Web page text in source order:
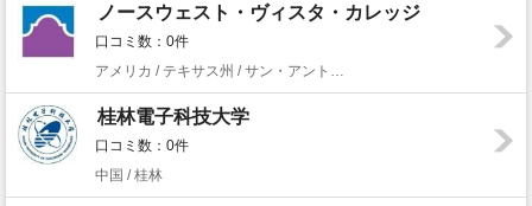
ノースウェスト・ヴィスタ・カレッジ
口コミ数：0件
桂林電子科技大学
口コミ数：0件
中国 / 桂林